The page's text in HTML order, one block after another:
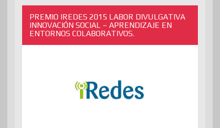
PREMIO IREDES 2015 LABOR DIVULGATIVA
INNOVACIÓN SOCIAL – APRENDIZAJE EN
ENTORNOS COLABORATIVOS.